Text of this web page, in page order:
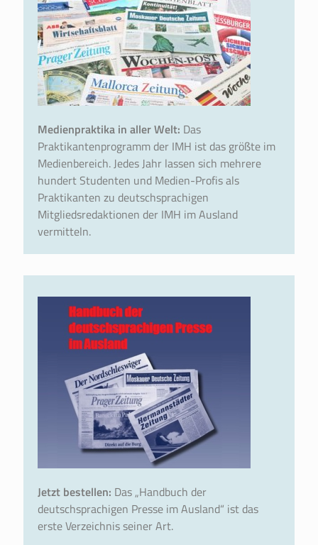
Medienpraktika in aller Welt: Das
Praktikantenprogramm der IMH ist das größte im
Medienbereich. Jedes Jahr lassen sich mehrere
hundert Studenten und Medien-Profis als
Praktikanten zu deutschsprachigen
Mitgliedsredaktionen der IMH im Ausland
vermitteln.
Jetzt bestellen: Das „Handbuch der
deutschsprachigen Presse im Ausland“ ist das
erste Verzeichnis seiner Art.